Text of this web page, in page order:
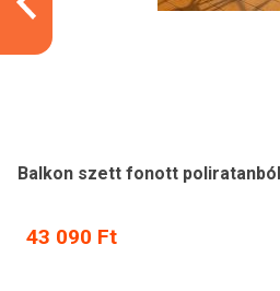
Balkon szett fonott
43 090 Ft